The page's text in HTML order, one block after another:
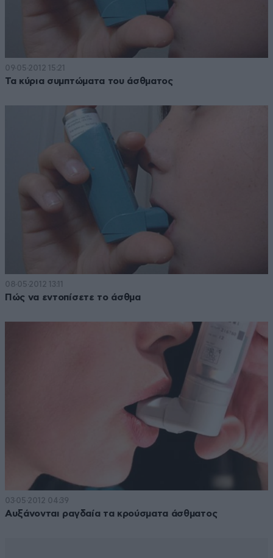
09·05·2012 15:21
Τα κύρια συμπτώματα του άσθματος
08·05·2012 13:11
Πώς να εντοπίσετε το άσθμα
03·05·2012 04:39
Αυξάνονται ραγδαία τα κρούσματα άσθματος